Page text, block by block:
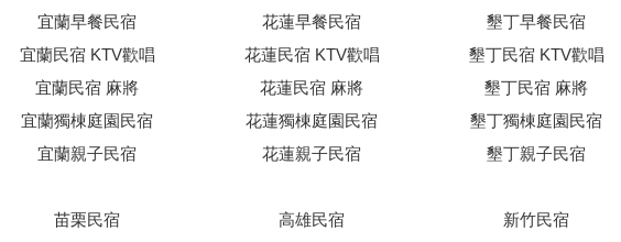
宜蘭早餐民宿
宜蘭民宿 KTV歡唱
宜蘭民宿 麻將
宜蘭獨棟庭園民宿
宜蘭親子民宿
花蓮早餐民宿
花蓮民宿 KTV歡唱
花蓮民宿 麻將
花蓮獨棟庭園民宿
花蓮親子民宿
墾丁早餐民宿
墾丁民宿 KTV歡唱
墾丁民宿 麻將
墾丁獨棟庭園民宿
墾丁親子民宿
苗栗民宿
高雄民宿
新竹民宿